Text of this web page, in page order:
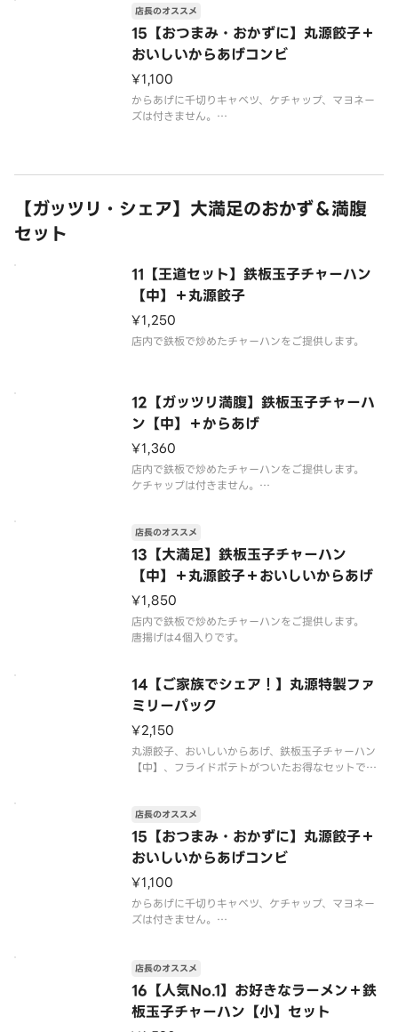
※写真はイメージです（容器代20円を含みます）
15【おつまみ・おかずに】丸源餃子＋
おいしいからあげコンビ
店長のオススメ
¥1,100
からあげに千切りキャベツ、ケチャップ、マヨネー
ズは付きません。
【ガッツリ・シェア】大満足のおかず＆満腹
セット
11【王道セット】鉄板玉子チャーハン
【中】＋丸源餃子
¥1,250
店内で鉄板で炒めたチャーハンをご提供します。
12【ガッツリ満腹】鉄板玉子チャーハ
ン【中】＋からあげ
¥1,360
店内で鉄板で炒めたチャーハンをご提供します。
ケチャップは付きません。
13【大満足】鉄板玉子チャーハン
【中】＋丸源餃子＋おいしいからあげ
店長のオススメ
¥1,850
店内で鉄板で炒めたチャーハンをご提供します。
唐揚げは4個入りです。
14【ご家族でシェア！】丸源特製ファ
ミリーパック
¥2,150
丸源餃子、おいしいからあげ、鉄板玉子チャーハン
【中】、フライドポテトがついたお得なセットで
唐揚げは4個入りです。
15【おつまみ・おかずに】丸源餃子＋
おいしいからあげコンビ
店長のオススメ
¥1,100
からあげに千切りキャベツ、ケチャップ、マヨネー
ズは付きません。
16【人気No.1】お好きなラーメン＋鉄
板玉子チャーハン【小】セット
店長のオススメ